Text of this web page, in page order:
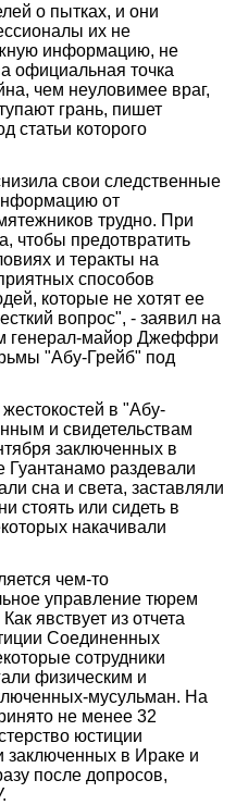
о пытках, и они
их не
информацию, не
официальная точка
чем неуловимее враг,
грань, пишет
статьи которого
свои следственные
от
трудно. При
чтобы предотвратить
и теракты на
способов
которые не хотят ее
вопрос", - заявил на
генерал-майор Джеффри
"Абу-Грейб" под
в "Абу-
и свидетельствам
заключенных в
Гуантанамо раздевали
сна и света, заставляли
стоять или сидеть в
накачивали
чем-то
управление тюрем
явствует из отчета
Соединенных
сотрудники
физическим и
мусульман. На
не менее 32
юстиции
заключенных в Ираке и
после допросов,